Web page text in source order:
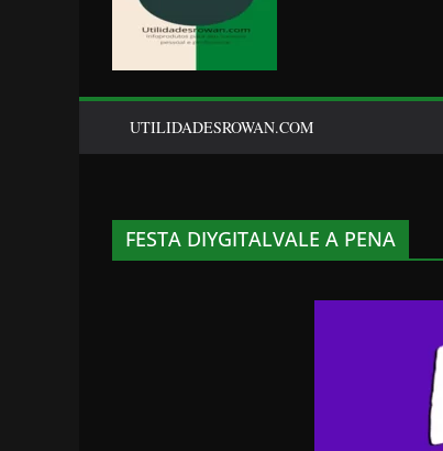
UTILIDADESROWAN.COM
FESTA DIYGITALVALE A PENA